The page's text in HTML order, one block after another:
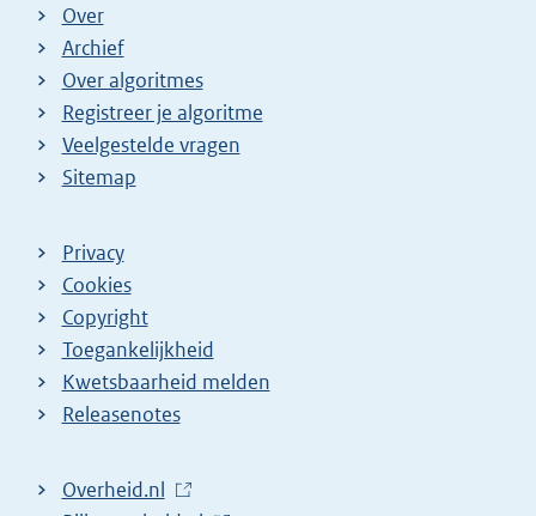
Over
Archief
Over algoritmes
Registreer je algoritme
Veelgestelde vragen
Sitemap
Privacy
Cookies
Copyright
Toegankelijkheid
Kwetsbaarheid melden
Releasenotes
L
Overheid.nl